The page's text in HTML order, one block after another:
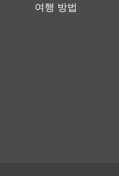
행자에게도 추가적
서는 터미널에 들
자주 일정 시간과 맞
여행 방법